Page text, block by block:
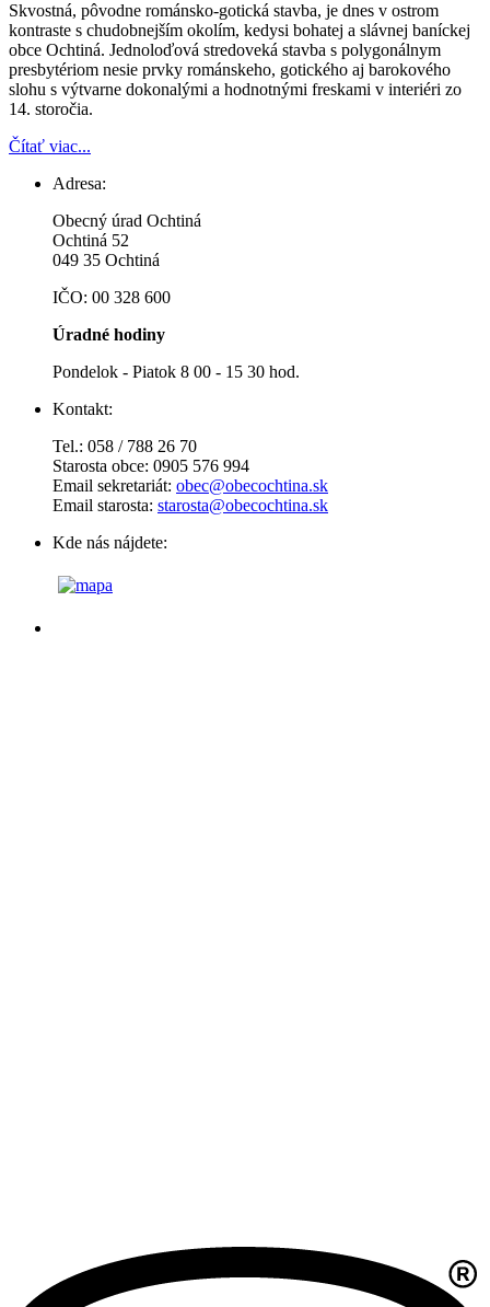
Skvostná, pôvodne románsko-gotická stavba, je dnes v ostrom
kontraste s chudobnejším okolím, kedysi bohatej a slávnej baníckej
obce Ochtiná. Jednoloďová stredoveká stavba s polygonálnym
presbytériom nesie prvky románskeho, gotického aj barokového
slohu s výtvarne dokonalými a hodnotnými freskami v interiéri zo
14. storočia.
Čítať viac...
Adresa:
Obecný úrad Ochtiná
Ochtiná 52
049 35 Ochtiná
IČO: 00 328 600
Úradné hodiny
Pondelok - Piatok 8 00 - 15 30 hod.
Kontakt:
Tel.: 058 / 788 26 70
Starosta obce: 0905 576 994
Email sekretariát: obec@obecochtina.sk
Email starosta: starosta@obecochtina.sk
Kde nás nájdete: